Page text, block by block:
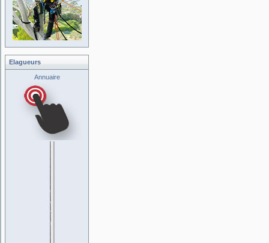
Elagueurs
Annuaire